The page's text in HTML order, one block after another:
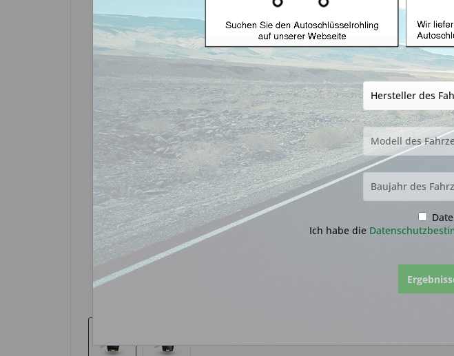
Ich habe die